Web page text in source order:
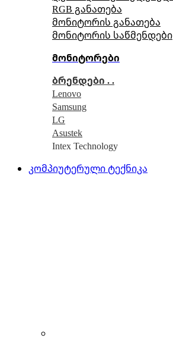
RGB განათება
მონიტორის განათება
მონიტორის საწმენდები
მონიტორები
ბრენდები . .
Lenovo
Samsung
LG
Asustek
Intex Technology
კომპიუტერული ტექნიკა